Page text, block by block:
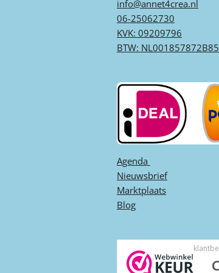
info@annet4crea.nl
06-25062730
KVK: 09209796
BTW: NL001857872B85
Agenda ​
Nieuwsbrief
Marktplaats
Blog